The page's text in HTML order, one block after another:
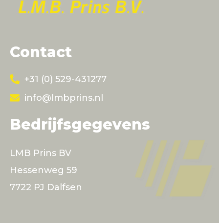
Contact
+31 (0) 529-431277
info@lmbprins.nl
Bedrijfsgegevens
LMB Prins BV
Hessenweg 59
7722 PJ Dalfsen